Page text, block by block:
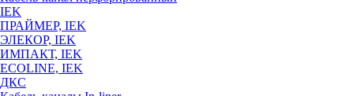
IEK
ПРАЙМЕР, IEK
ЭЛЕКОР, IEK
ИМПАКТ, IEK
ECOLINE, IEK
ДКС